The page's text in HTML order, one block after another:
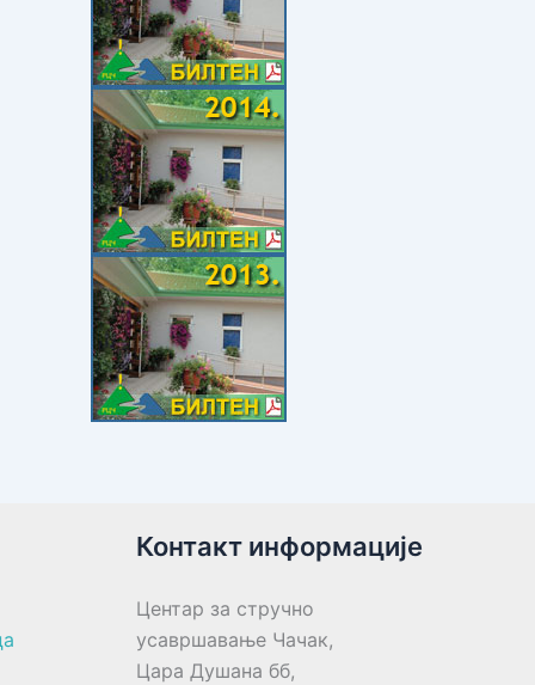
Контакт информације
Центар за стручно
усавршавање Чачак,
Цара Душана бб,